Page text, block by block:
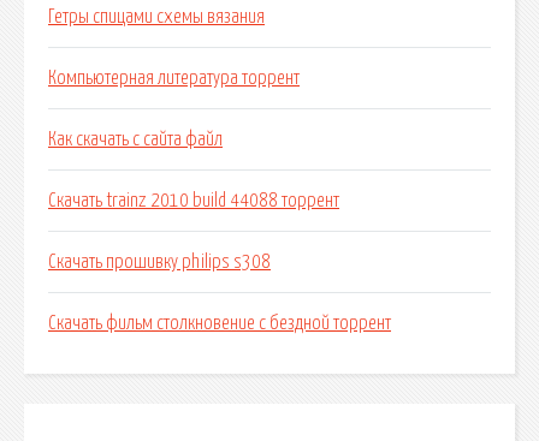
Гетры спицами схемы вязания
Компьютерная литература торрент
Как скачать с сайта файл
Скачать trainz 2010 build 44088 торрент
Скачать прошивку philips s308
Скачать фильм столкновение с бездной торрент